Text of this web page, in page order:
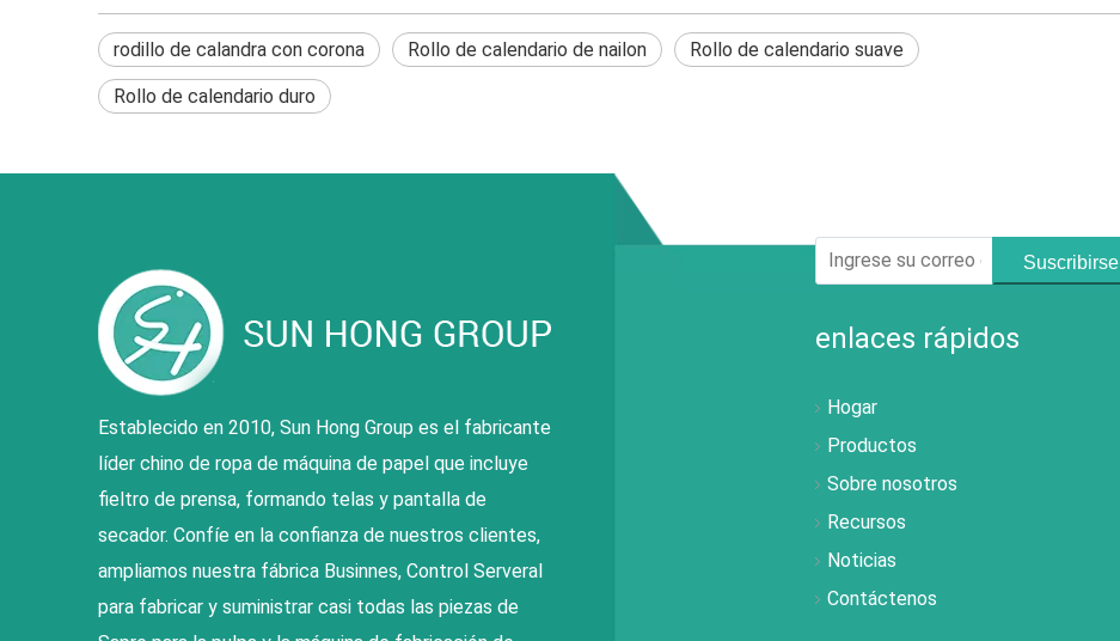
rodillo de calandra con corona Rollo de calendario de nailon Rollo de calendario suave
Rollo de calendario duro
Establecido en 2010, Sun Hong Group es el fabricante
líder chino de ropa de máquina de papel que incluye
fieltro de prensa, formando telas y pantalla de
secador. Confíe en la confianza de nuestros clientes,
ampliamos nuestra fábrica Businnes, Control Serveral
para fabricar y suministrar casi todas las piezas de
Suscribirse
enlaces rápidos
Hogar
Productos
Sobre nosotros
Recursos
Noticias
Contáctenos